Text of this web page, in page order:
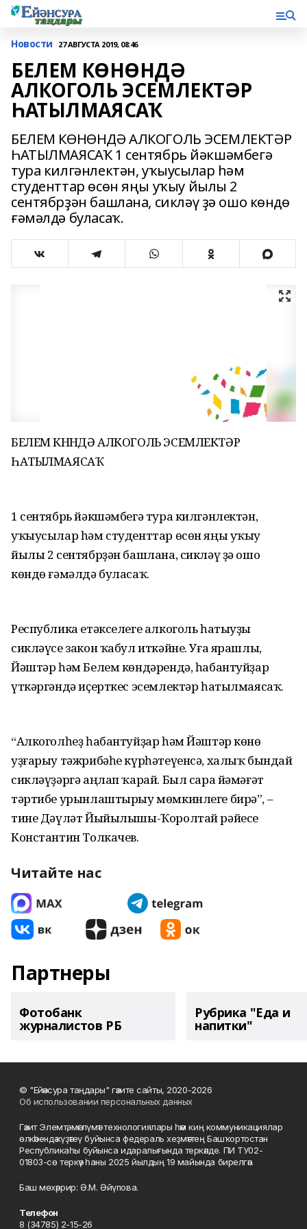
Новости 27 АВГУСТА 2019, 08:46
БЕЛЕМ КӨНӨНДӘ
АЛКОГОЛЬ ЭСЕМЛЕКТӘР
ҺАТЫЛМАЯСАҠ
БЕЛЕМ КӨНӨНДӘ АЛКОГОЛЬ ЭСЕМЛЕКТӘР
ҺАТЫЛМАЯСАҠ 1 сентябрь йәкшәмбегә
тура килгәнлектән, уҡыусылар һәм
студенттар өсөн яңы уҡыу йылы 2
сентябрҙән башлана, сикләү ҙә ошо көндө
ғәмәлдә буласаҡ.
БЕЛЕМ КӨНӨНДӘ АЛКОГОЛЬ ЭСЕМЛЕКТӘР
ҺАТЫЛМАЯСАҠ
1 сентябрь йәкшәмбегә тура килгәнлектән,
уҡыусылар һәм студенттар өсөн яңы уҡыу
йылы 2 сентябрҙән башлана, сикләү ҙә ошо
көндө ғәмәлдә буласаҡ.
Республика етәкселеге алкоголь һатыуҙы
сикләүсе закон ҡабул иткәйне. Уға ярашлы,
Йәштәр һәм Белем көндәрендә, һабантуйҙар
үткәргәндә иҫерткес эсемлектәр һатылмаясаҡ.
“Алкоголһеҙ һабантуйҙар һәм Йәштәр көнө
уҙғарыу тәжрибәһе күрһәтеүенсә, халыҡ бындай
сикләүҙәргә аңлап ҡарай. Был сара йәмәғәт
тәртибе урынлаштырыу мөмкинлеге бирә”, –
тине Дәүләт Йыйылышы-Ҡоролтай рәйесе
Константин Толкачев.
Читайте нас
Партнеры
Фотобанк
журналистов РБ
Рубрика "Еда и
напитки"
© "Ейәнсура таңдары" гәзите сайты, 2020-2026
Об использовании персональных данных
Гәзит Элемтә, мәғлүмәт технологиялары һәм киң коммуникациялар
өлкәһендә күҙәтеү буйынса федераль хеҙмәттең Башҡортостан
Республикаһы буйынса идаралығында теркәлде. ПИ ТУ02-
01803-сө теркәү һаны 2025 йылдың 19 майында бирелгән.
Баш мөхәррир: Ә.М. Әйүпова.
Телефон
8 (34785) 2-15-26